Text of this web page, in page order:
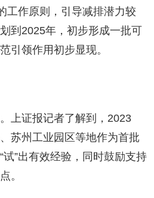
作原则，引导减排潜力较
到2025年，初步形成一批可
引领作用初步显现。
上证报记者了解到，2023
苏州工业园区等地作为首批
”出有效经验，同时鼓励支持
。